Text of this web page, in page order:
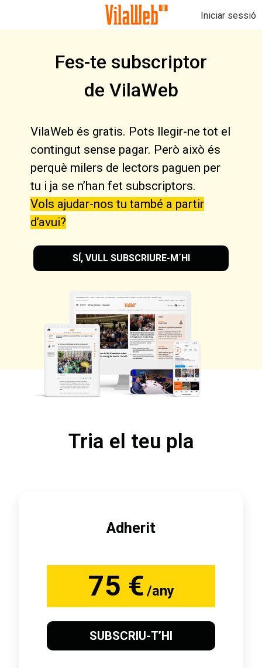
Iniciar sessió
Fes-te subscriptor
de VilaWeb
VilaWeb és gratis. Pots llegir-ne tot el
contingut sense pagar. Però això és
perquè milers de lectors paguen per
tu i ja se n’han fet subscriptors.
Vols ajudar-nos tu també a partir
d’avui?
SÍ, VULL SUBSCRIURE-M´HI
Tria el teu pla
Adherit
75 € /any
SUBSCRIU-T’HI